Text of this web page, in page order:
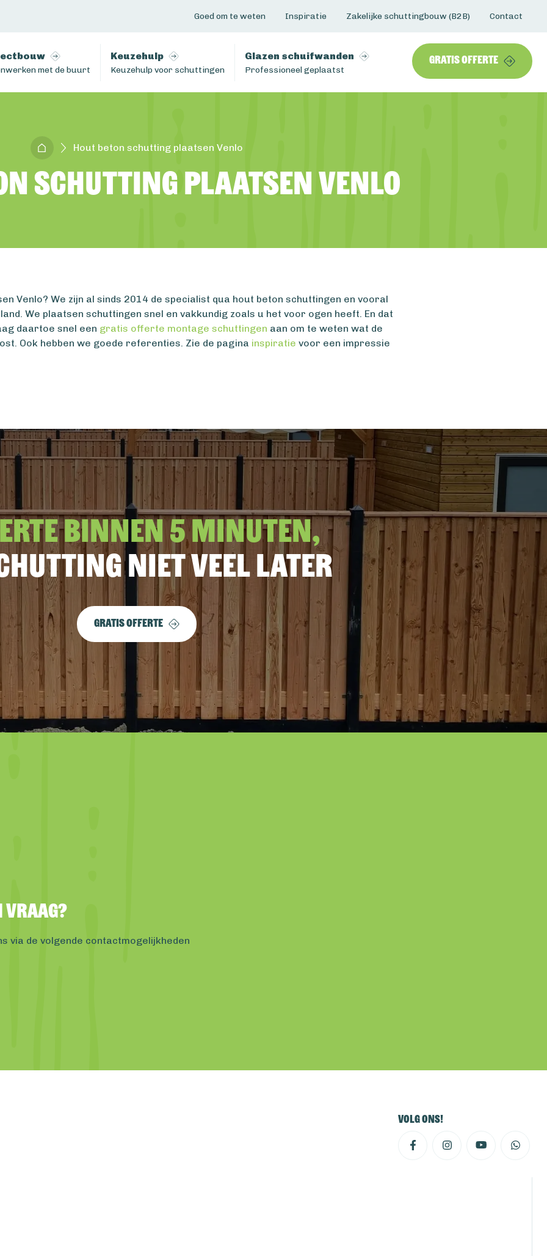
Goed om te weten Inspiratie Zakelijke schuttingbouw (B2B) Contact
met de buurt
Keuzehulp
Keuzehulp voor schuttingen
Glazen schuifwanden
Professioneel geplaatst
Gratis offerte
Hout beton schutting plaatsen Venlo
schutting plaatsen Venlo
Venlo? We zijn al sinds 2014 de specialist qua hout beton schuttingen en vooral
We plaatsen schuttingen snel en vakkundig zoals u het voor ogen heeft. En dat
daartoe snel een gratis offerte montage schuttingen aan om te weten wat de
Ook hebben we goede referenties. Zie de pagina inspiratie voor een impressie
binnen 5 minuten,
niet veel later
Gratis offerte
vraag?
via de volgende contactmogelijkheden
Volg ons!